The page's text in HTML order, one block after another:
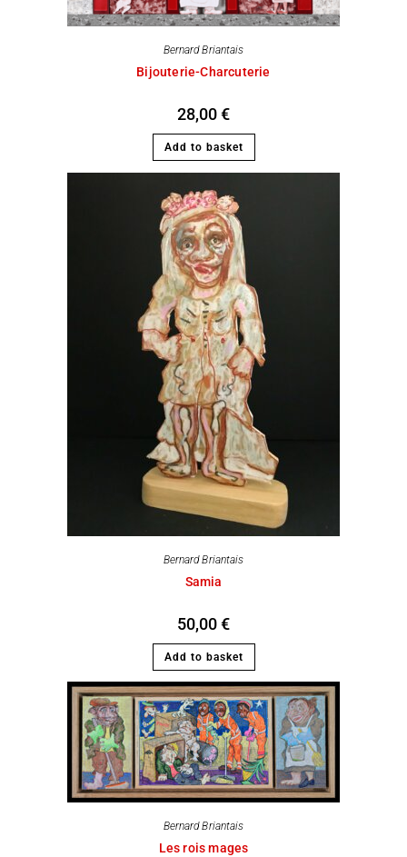
Bernard Briantais
Bijouterie-Charcuterie
28,00€
Add to basket
Bernard Briantais
Samia
50,00€
Add to basket
Bernard Briantais
Les rois mages